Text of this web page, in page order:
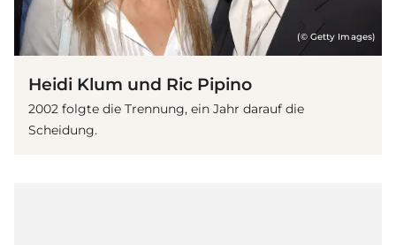
(© Getty Images)
Heidi Klum und Ric Pipino
2002 folgte die Trennung, ein Jahr darauf die
Scheidung.